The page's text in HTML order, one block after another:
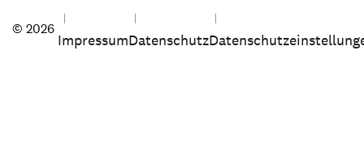
© 2026
ImpressumDatenschutz